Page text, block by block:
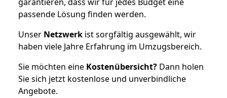
passende Lösung finden werden.
Unser Netzwerk ist sorgfältig ausgewählt, wir
haben viele Jahre Erfahrung im Umzugsbereich.
Sie möchten eine Kostenübersicht? Dann holen
Sie sich jetzt kostenlose und unverbindliche
Angebote.